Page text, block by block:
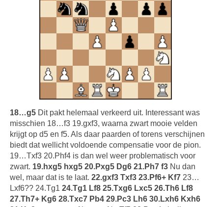
18…g5 Dit pakt helemaal verkeerd uit. Interessant was
misschien 18…f3 19.gxf3, waarna zwart mooie velden
krijgt op d5 en f5. Als daar paarden of torens verschijnen
biedt dat wellicht voldoende compensatie voor de pion.
19…Txf3 20.Phf4 is dan wel weer problematisch voor
zwart. 19.hxg5 hxg5 20.Pxg5 Dg6 21.Ph7 f3 Nu dan
wel, maar dat is te laat. 22.gxf3 Txf3 23.Pf6+ Kf7 23…
Lxf6?? 24.Tg1 24.Tg1 Lf8 25.Txg6 Lxc5 26.Th6 Lf8
27.Th7+ Kg6 28.Txc7 Pb4 29.Pc3 Lh6 30.Lxh6 Kxh6